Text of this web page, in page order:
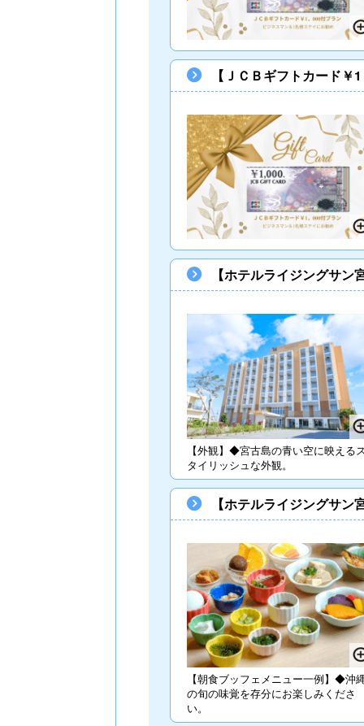
【ＪＣＢギフトカード
【ホテルライジングサ
【外観】◆宮古島の青い空に映える
タイリッシュな外観。
【ホテルライジングサ
【朝食ブッフェメニュー一例】◆沖
の旬の味覚を存分にお楽しみくださ
い。